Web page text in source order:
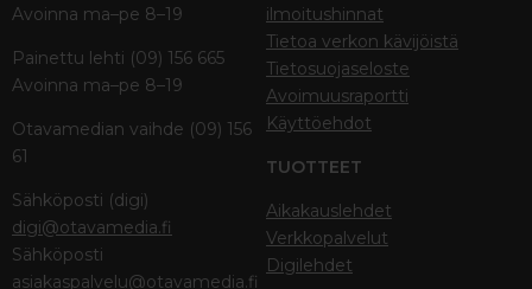
Avoinna ma–pe 8–19
Painettu lehti (09) 156 665
Avoinna ma–pe 8–19
Otavamedian vaihde (09) 156
61
Sähköposti (digi)
digi@otavamedia.fi
Sähköposti
asiakaspalvelu@otavamedia.fi
ilmoitushinnat
Tietoa verkon kävijöistä
Tietosuojaseloste
Avoimuusraportti
Käyttöehdot
TUOTTEET
Aikakauslehdet
Verkkopalvelut
Digilehdet